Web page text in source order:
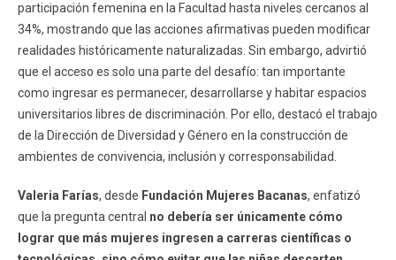
participación femenina en la Facultad hasta niveles cercanos al
34%, mostrando que las acciones afirmativas pueden modificar
realidades históricamente naturalizadas. Sin embargo, advirtió
que el acceso es solo una parte del desafío: tan importante
como ingresar es permanecer, desarrollarse y habitar espacios
universitarios libres de discriminación. Por ello, destacó el trabajo
de la Dirección de Diversidad y Género en la construcción de
ambientes de convivencia, inclusión y corresponsabilidad.
Valeria Farías, desde Fundación Mujeres Bacanas, enfatizó
que la pregunta central no debería ser únicamente cómo
lograr que más mujeres ingresen a carreras científicas o